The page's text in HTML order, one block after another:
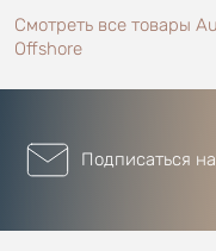
Смотреть все товары
Offshore
Подписаться